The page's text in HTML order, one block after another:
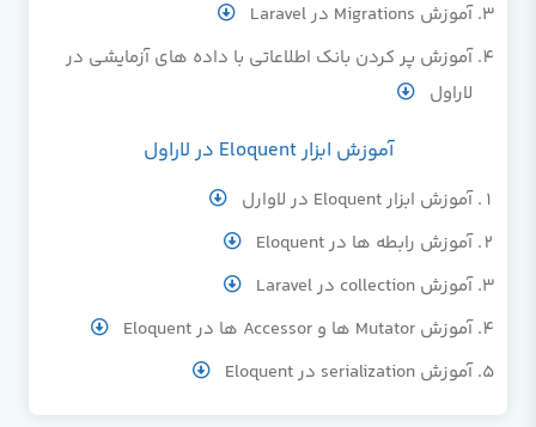
آموزش Migrations در Laravel
آموزش پر کردن بانک اطلاعاتی با داده های آزمایشی در
لاراول
آموزش ابزار Eloquent در لاراول
آموزش ابزار Eloquent در لاوارل
آموزش رابطه ها در Eloquent
آموزش collection در Laravel
آموزش Mutator ها و Accessor ها در Eloquent
آموزش serialization در Eloquent